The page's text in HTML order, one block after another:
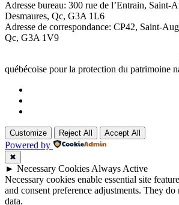
Adresse bureau: 300 rue de l’Entrain, Saint-
Desmaures, Qc, G3A 1L6
Adresse de correspondance: CP42, Saint-
Qc, G3A 1V9
québécoise pour la protection du patrimoine
Customize Reject All Accept All
Powered by
✖
► Necessary Cookies Always Active
Necessary cookies enable essential site
and consent preference adjustments. They do
data.